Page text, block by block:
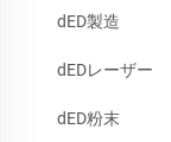
dED製造
dEDレーザー
dED粉末